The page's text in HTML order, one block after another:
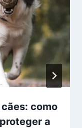
como
a